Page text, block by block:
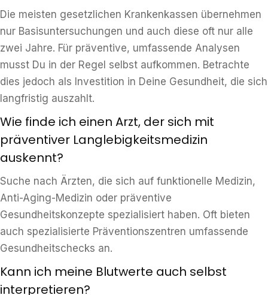
Die meisten gesetzlichen Krankenkassen übernehmen
nur Basisuntersuchungen und auch diese oft nur alle
zwei Jahre. Für präventive, umfassende Analysen
musst Du in der Regel selbst aufkommen. Betrachte
dies jedoch als Investition in Deine Gesundheit, die sich
langfristig auszahlt.
Wie finde ich einen Arzt, der sich mit
präventiver Langlebigkeitsmedizin
auskennt?
Suche nach Ärzten, die sich auf funktionelle Medizin,
Anti-Aging-Medizin oder präventive
Gesundheitskonzepte spezialisiert haben. Oft bieten
auch spezialisierte Präventionszentren umfassende
Gesundheitschecks an.
Kann ich meine Blutwerte auch selbst
interpretieren?